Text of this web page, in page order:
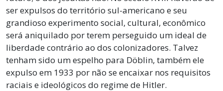
ser expulsos do território sul-americano e seu
grandioso experimento social, cultural, econômico
será aniquilado por terem perseguido um ideal de
liberdade contrário ao dos colonizadores. Talvez
tenham sido um espelho para Döblin, também ele
expulso em 1933 por não se encaixar nos requisitos
raciais e ideológicos do regime de Hitler.